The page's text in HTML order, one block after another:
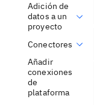
Adición de
datos a un
proyecto
Conectores
Añadir
conexiones
de
plataforma